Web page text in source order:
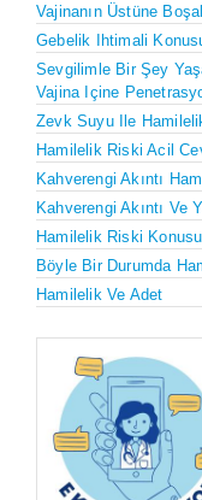
Vajinanın Üstüne
Gebelik Ihtimali
Sevgilimle Bir Şey
Vajina Içine
Zevk Suyu Ile
Hamilelik Riski Acil
Kahverengi Akıntı
Kahverengi Akıntı Ve
Hamilelik Riski
Böyle Bir Durumda
Hamilelik Ve Adet